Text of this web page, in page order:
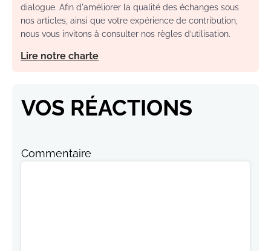
dialogue. Afin d'améliorer la qualité des échanges sous
nos articles, ainsi que votre expérience de contribution,
nous vous invitons à consulter nos règles d’utilisation.
Lire notre charte
VOS RÉACTIONS
Commentaire